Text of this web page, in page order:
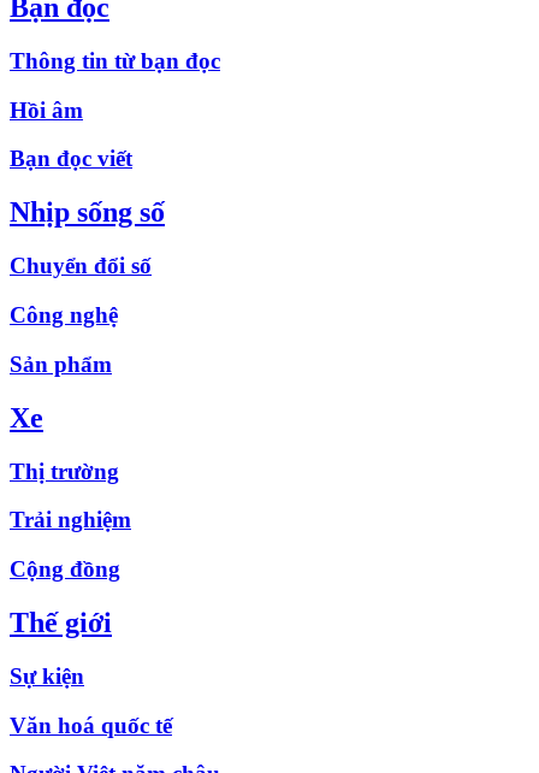
Bạn đọc
Thông tin từ bạn đọc
Hồi âm
Bạn đọc viết
Nhịp sống số
Chuyển đổi số
Công nghệ
Sản phẩm
Xe
Thị trường
Trải nghiệm
Cộng đồng
Thế giới
Sự kiện
Văn hoá quốc tế